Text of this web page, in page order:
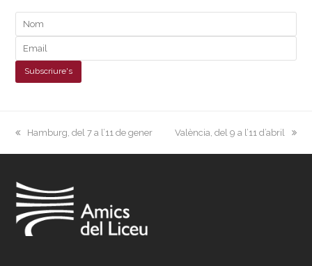
previous
Hamburg, del 7 a l’11 de gener
next
València, del 9 a l’11 d’abril